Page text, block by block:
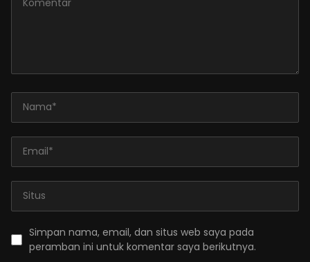
Simpan nama, email, dan situs web saya pada
peramban ini untuk komentar saya berikutnya.